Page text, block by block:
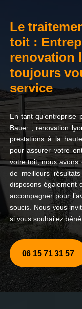
Le
toit :
renovation
toujours
service
En tant qu’entreprise
Bauer , renovation
prestations à la
pour assurer votre
votre toit, nous avons
de meilleurs
disposons également
accompagner pour
soucis. Nous vous
si vous souhaitez
06 15 71 31 57